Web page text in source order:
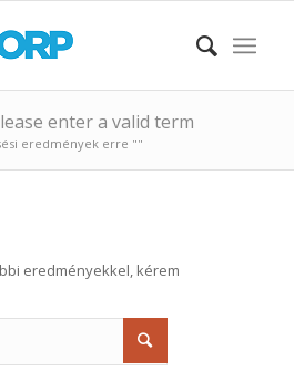
enter a valid term
eredmények erre ""
eredményekkel, kérem